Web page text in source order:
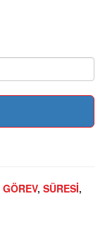
GÖREV, SÜRESİ,